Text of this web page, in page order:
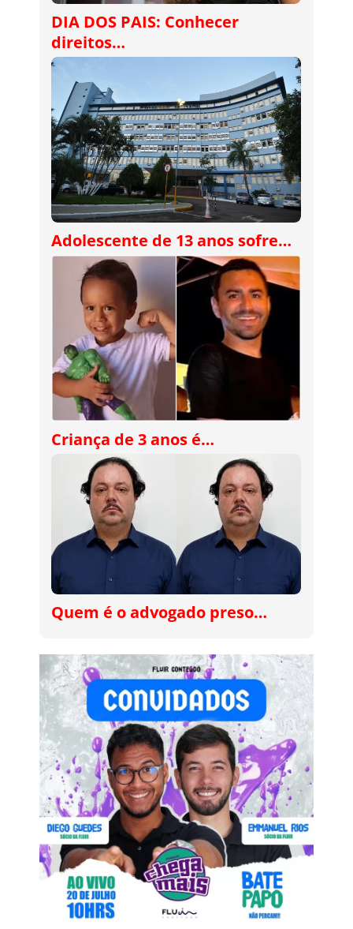
DIA DOS PAIS: Conhecer
direitos…
Adolescente de 13 anos sofre…
Criança de 3 anos é…
Quem é o advogado preso…